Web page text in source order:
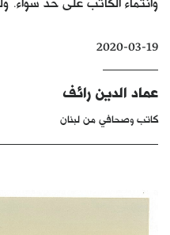
كتّابنا
الأرشيف
2020-03-19
عماد الدين رائف
كاتب وصحافي من لبنان